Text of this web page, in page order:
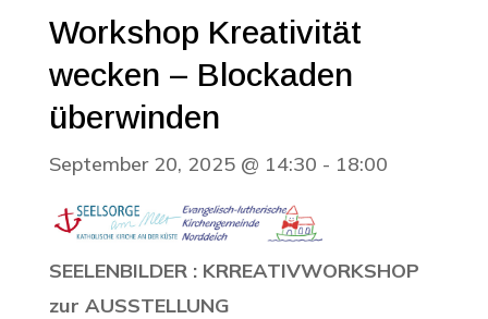
Workshop Kreativität
wecken – Blockaden
überwinden
September 20, 2025 @ 14:30 - 18:00
SEELENBILDER : KRREATIVWORKSHOP
zur AUSSTELLUNG